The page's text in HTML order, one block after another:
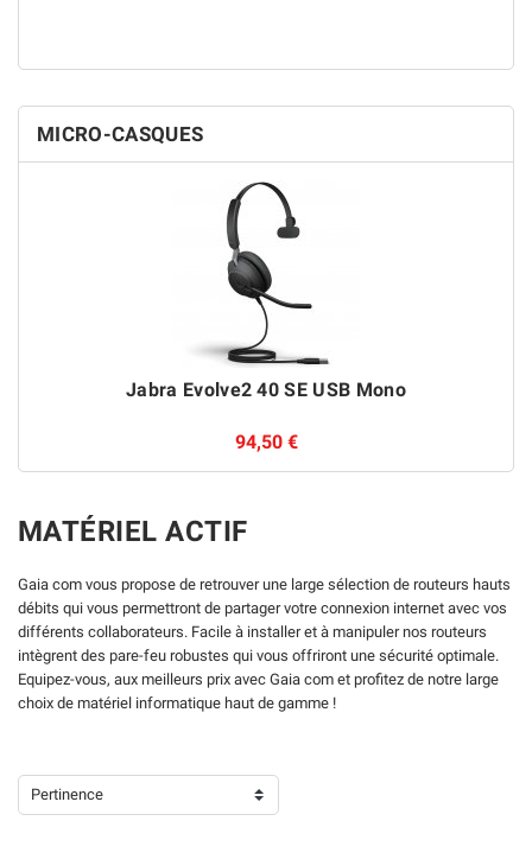
MICRO-CASQUES
Jabra Evolve2 40 SE USB Mono
94,50 €
MATÉRIEL ACTIF
Gaia com vous propose de retrouver une large sélection de routeurs hauts
débits qui vous permettront de partager votre connexion internet avec vos
différents collaborateurs. Facile à installer et à manipuler nos routeurs
intègrent des pare-feu robustes qui vous offriront une sécurité optimale.
Equipez-vous, aux meilleurs prix avec Gaia com et profitez de notre large
choix de matériel informatique haut de gamme !
Pertinence